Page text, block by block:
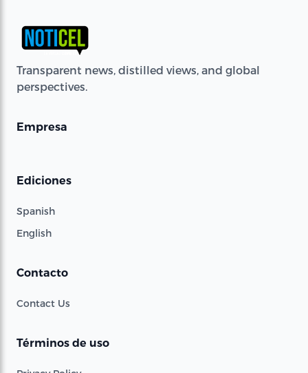
Transparent news, distilled views, and global
perspectives.
Empresa
Ediciones
Spanish
English
Contacto
Contact Us
Términos de uso